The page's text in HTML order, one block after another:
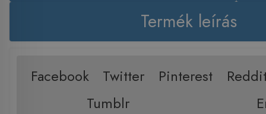
Termék leírás
Facebook Twitter Pinterest
Tumblr